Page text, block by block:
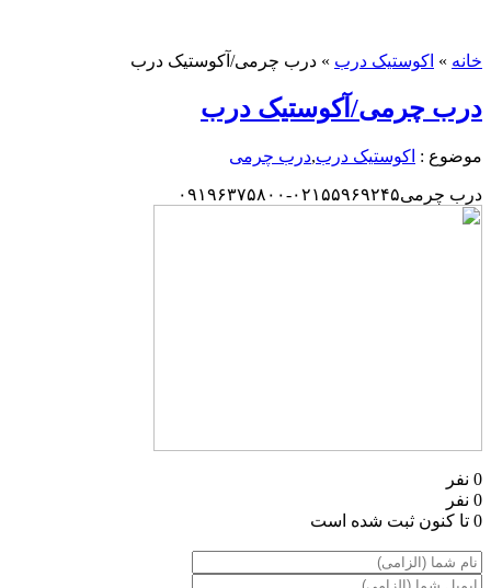
خانه » اکوستیک درب » درب چرمی/آکوستیک درب
درب چرمی/آکوستیک درب
موضوع : اکوستیک درب,درب چرمی
درب چرمی۰۲۱۵۵۹۶۹۲۴۵-۰۹۱۹۶۳۷۵۸۰۰
0 نفر
0 نفر
0 تا کنون ثبت شده است